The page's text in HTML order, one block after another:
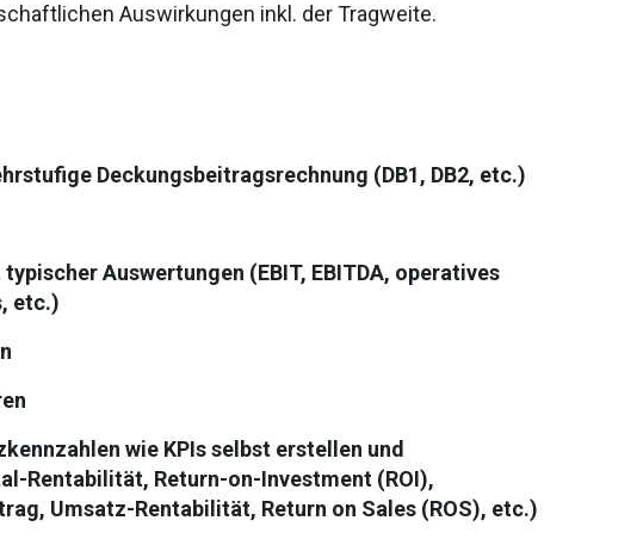
Auswirkungen inkl. der Tragweite.
Deckungsbeitragsrechnung (DB1, DB2, etc.)
Auswertungen (EBIT, EBITDA, operatives
etc.)
wie KPIs selbst erstellen und
Rentabilität, Return-on-Investment (ROI),
Umsatz-Rentabilität, Return on Sales (ROS), etc.)